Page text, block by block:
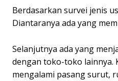
Berdasarkan survei jenis
Diantaranya ada yang
Selanjutnya ada yang
dengan toko-toko lainnya.
mengalami pasang surut,